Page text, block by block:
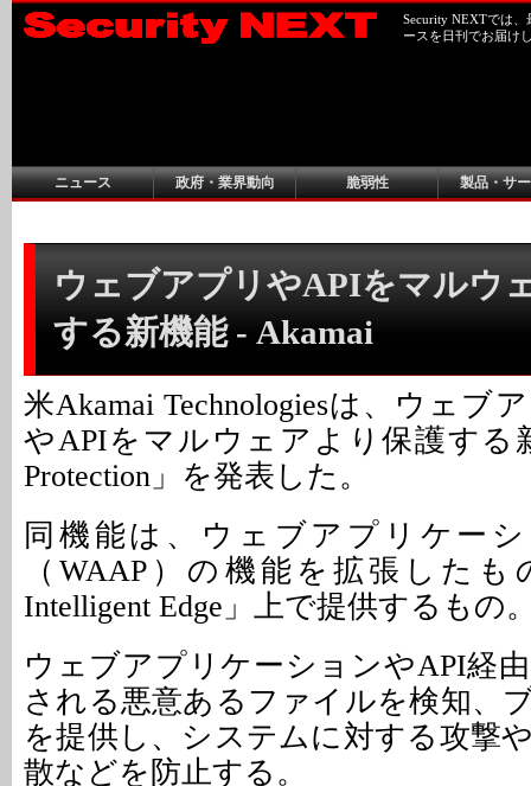
Security NEXTでは
ースを日刊でお届け
ニュース 政府・業界動向 脆弱性 製品・サ
ウェブアプリやAPIをマルウ
する新機能 - Akamai
米Akamai Technologiesは、ウェブ
やAPIをマルウェアより保護する
Protection」を発表した。
同機能は、ウェブアプリケー
（WAAP）の機能を拡張したも
Intelligent Edge」上で提供するもの
ウェブアプリケーションやAPI経
される悪意あるファイルを検知、
を提供し、システムに対する攻撃
散などを防止する。